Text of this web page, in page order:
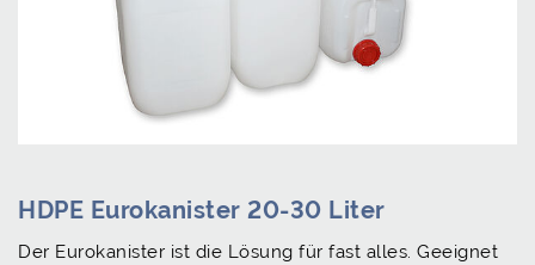
HDPE Eurokanister 20-30 Liter
Der Eurokanister ist die Lösung für fast alles. Geeignet